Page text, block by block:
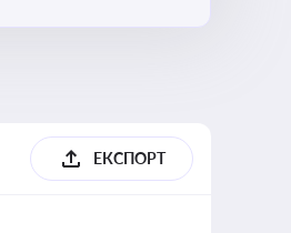
ЕКСПОРТ